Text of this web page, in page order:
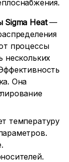
Sigma Heat—
процессы
нескольких
Она
температуру